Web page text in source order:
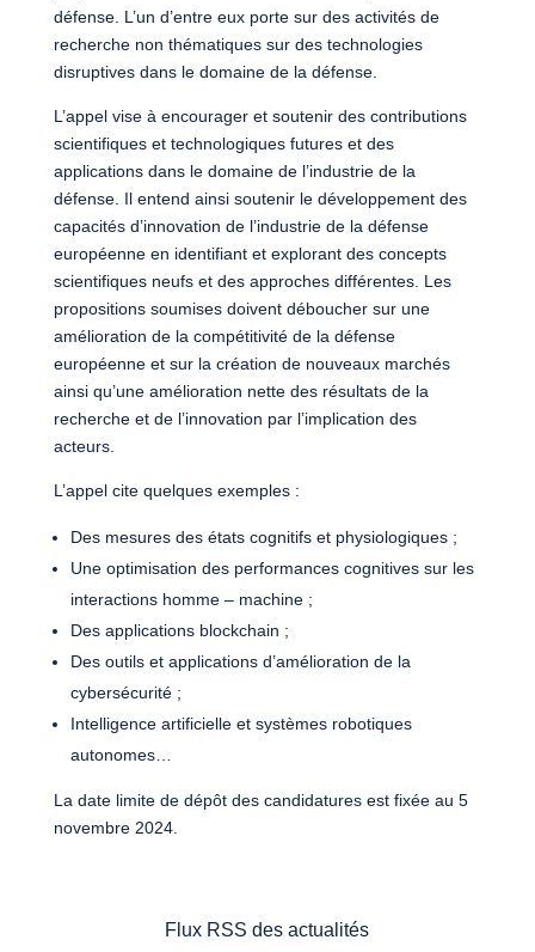
défense. L’un d’entre eux porte sur des activités de
recherche non thématiques sur des technologies
disruptives dans le domaine de la défense.
L’appel vise à encourager et soutenir des contributions
scientifiques et technologiques futures et des
applications dans le domaine de l’industrie de la
défense. Il entend ainsi soutenir le développement des
capacités d’innovation de l’industrie de la défense
européenne en identifiant et explorant des concepts
scientifiques neufs et des approches différentes. Les
propositions soumises doivent déboucher sur une
amélioration de la compétitivité de la défense
européenne et sur la création de nouveaux marchés
ainsi qu’une amélioration nette des résultats de la
recherche et de l’innovation par l’implication des
acteurs.
L’appel cite quelques exemples :
Des mesures des états cognitifs et physiologiques ;
Une optimisation des performances cognitives sur les
interactions homme – machine ;
Des applications blockchain ;
Des outils et applications d’amélioration de la
cybersécurité ;
Intelligence artificielle et systèmes robotiques
autonomes…
La date limite de dépôt des candidatures est fixée au 5
novembre 2024.
Flux RSS des actualités